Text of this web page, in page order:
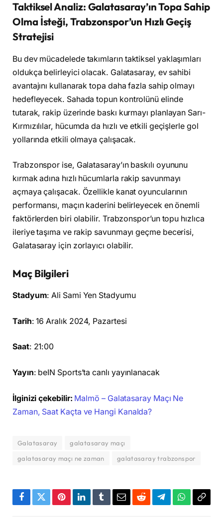
Taktiksel Analiz: Galatasaray’ın Topa Sahip
Olma İsteği, Trabzonspor’un Hızlı Geçiş
Stratejisi
Bu dev mücadelede takımların taktiksel yaklaşımları
oldukça belirleyici olacak. Galatasaray, ev sahibi
avantajını kullanarak topa daha fazla sahip olmayı
hedefleyecek. Sahada topun kontrolünü elinde
tutarak, rakip üzerinde baskı kurmayı planlayan Sarı-
Kırmızılılar, hücumda da hızlı ve etkili geçişlerle gol
yollarında etkili olmaya çalışacak.
Trabzonspor ise, Galatasaray’ın baskılı oyununu
kırmak adına hızlı hücumlarla rakip savunmayı
açmaya çalışacak. Özellikle kanat oyuncularının
performansı, maçın kaderini belirleyecek en önemli
faktörlerden biri olabilir. Trabzonspor’un topu hızlıca
ileriye taşıma ve rakip savunmayı geçme becerisi,
Galatasaray için zorlayıcı olabilir.
Maç Bilgileri
Stadyum: Ali Sami Yen Stadyumu
Tarih: 16 Aralık 2024, Pazartesi
Saat: 21:00
Yayın: beIN Sports’ta canlı yayınlanacak
İlginizi çekebilir: Malmö – Galatasaray Maçı Ne
Zaman, Saat Kaçta ve Hangi Kanalda?
Galatasaray
galatasaray maçı
galatasaray maçı ne zaman
galatasaray trabzonspor
Facebook
TwitterPinterestLinkedInTumblrEmailRedditTelegramWhatsApp